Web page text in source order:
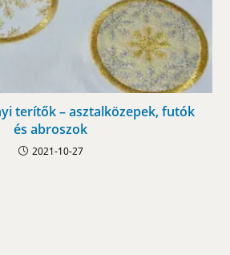
terítők – asztalközepek, futók
és abroszok
2021-10-27